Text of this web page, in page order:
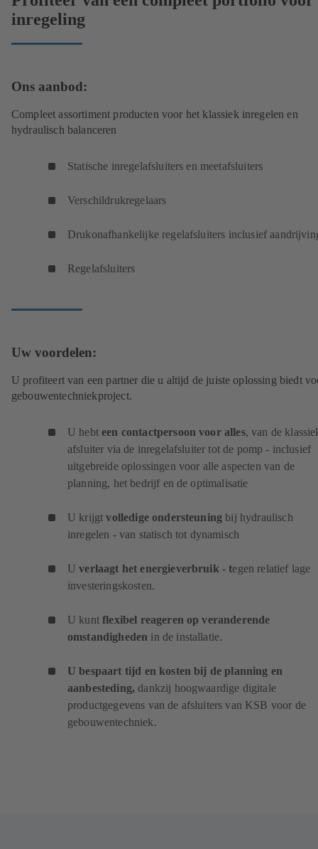
inregeling
Ons aanbod:
Compleet assortiment producten voor het klassiek inregelen en
hydraulisch balanceren
Statische inregelafsluiters en meetafsluiters
Verschildrukregelaars
Drukonafhankelijke regelafsluiters inclusief
Regelafsluiters
Uw voordelen:
U profiteert van een partner die u altijd de juiste oplossing biedt
gebouwentechniekproject.
U hebteen contactpersoon voor alles, van de
afsluiter via de inregelafsluiter tot de pomp - inclusief
uitgebreide oplossingen voor alle aspecten van de
planning, het bedrijf en de optimalisatie
U krijgtvolledige ondersteuning bij hydraulisch
inregelen - van statisch tot dynamisch
Uverlaagt het energieverbruik - tegen relatief lage
investeringskosten.
U kuntflexibel reageren op veranderende
omstandigheden in de installatie.
U bespaart tijd en kosten bij de planning en
aanbesteding,dankzij hoogwaardige digitale
productgegevens van de afsluiters van KSB voor de
gebouwentechniek.